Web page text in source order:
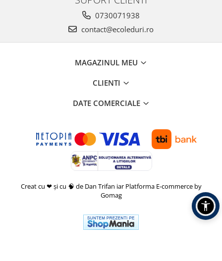
0730071938
contact@ecoleduri.ro
MAGAZINUL MEU
CLIENTI
DATE COMERCIALE
Creat cu ❤ și cu 🧠 de Dan Trifan iar Platforma E-commerce by
Gomag